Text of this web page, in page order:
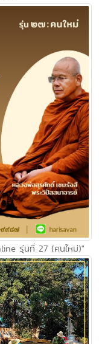
รุ่นที่ 27 (คนใหม่)"